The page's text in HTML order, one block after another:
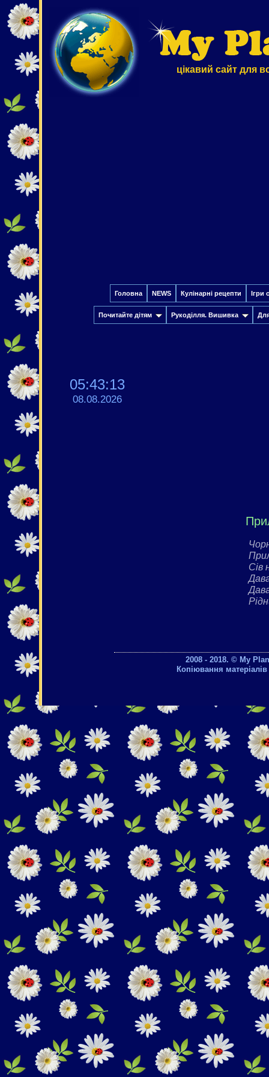
цікавий сайт для
Головна NEWS Кулінарні рецепти Ігри
Почитайте дітям Рукоділля. Вишивка
05:43:14
08.08.2026
Сів
2008 - 2018. © My
Копіювання